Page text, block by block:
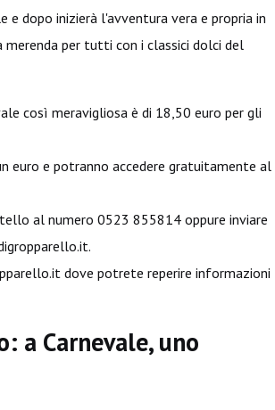
dopo inizierà l'avventura vera e propria in
per tutti con i classici dolci del
così meravigliosa è di 18,50 euro per gli
euro e potranno accedere gratuitamente al
al numero 0523 855814 oppure inviare
.
dove potrete reperire informazioni
a Carnevale, uno